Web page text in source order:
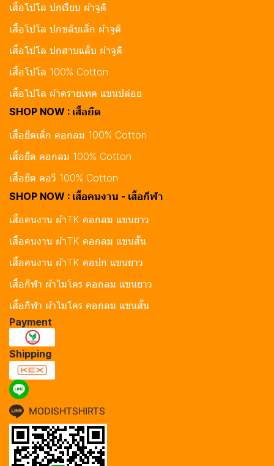
เสื้อโปโล ปกเรียบ ผ้าจูติ
เสื้อโปโล ปกขลิบเล็ก ผ้าจูติ
เสื้อโปโล ปกสาบแล็บ ผ้าจูติ
เสื้อโปโล 100% Cotton
เสื้อโปโล ผ้าดรายเทค แขนปล่อย
SHOP NOW : เสื้อยืด
เสื้อยืดเด็ก คอกลม 100% Cotton
เสื้อยืด คอกลม 100% Cotton
เสื้อยืด คอวี 100% Cotton
SHOP NOW : เสื้อคนงาน - เสื้อกีฬา
เสื้อคนงาน ผ้าTK คอกลม แขนยาว
เสื้อคนงาน ผ้าTK คอกลม แขนสั้น
เสื้อคนงาน ผ้าTK คอปก แขนยาว
เสื้อกีฬา ผ้าไมโคร คอกลม แขนยาว
เสื้อกีฬา ผ้าไมโคร คอกลม แขนสั้น
Payment
Shipping
MODISHTSHIRTS